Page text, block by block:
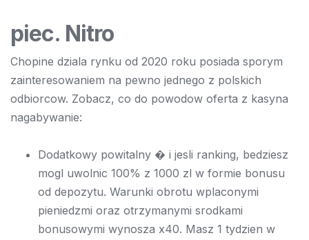
piec. Nitro
Chopine dziala rynku od 2020 roku posiada sporym
zainteresowaniem na pewno jednego z polskich
odbiorcow. Zobacz, co do powodow oferta z kasyna
nagabywanie:
Dodatkowy powitalny � i jesli ranking, bedziesz
mogl uwolnic 100% z 1000 zl w formie bonusu
od depozytu. Warunki obrotu wplaconymi
pieniedzmi oraz otrzymanymi srodkami
bonusowymi wynosza x40. Masz 1 tydzien w